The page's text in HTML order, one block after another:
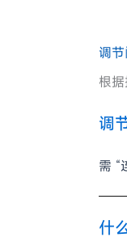
调
根
调
需 “
什